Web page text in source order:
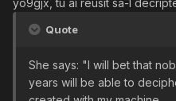
yo9gjx, tu ai reusit sa-l
Quote
She says: "I will bet that
years will be able to